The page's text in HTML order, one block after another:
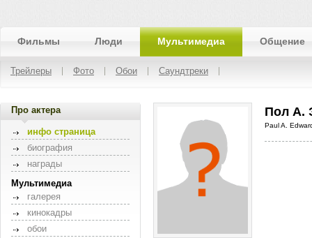
Фильмы Люди Мультимедиа Общение
Трейлеры Фото Обои Саундтреки
Про актера
инфо страница
биография
награды
Мультимедиа
галерея
кинокадры
обои
Пол А.
Paul A.